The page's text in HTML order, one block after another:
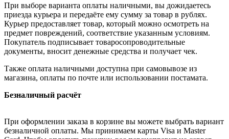
При выборе варианта оплаты наличными, вы дожидаетесь
приезда курьера и передаёте ему сумму за товар в рублях.
Курьер предоставляет товар, который можно осмотреть на
предмет повреждений, соответствие указанным условиям.
Покупатель подписывает товаросопроводительные
документы, вносит денежные средства и получает чек.
Также оплата наличными доступна при самовывозе из
магазина, оплаты по почте или использовании постамата.
Безналичный расчёт
При оформлении заказа в корзине вы можете выбрать вариант
безналичной оплаты. Мы принимаем карты Visa и Master